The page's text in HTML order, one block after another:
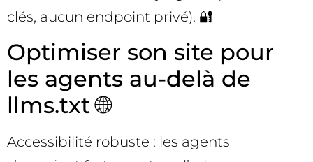
clés, aucun endpoint privé). 🔐
Optimiser son site pour
les agents au-delà de
llms.txt 🌐
Accessibilité robuste : les agents